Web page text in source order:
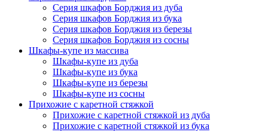
Серия шкафов Борджия из дуба
Серия шкафов Борджия из бука
Серия шкафов Борджия из березы
Серия шкафов Борджия из сосны
Шкафы-купе из массива
Шкафы-купе из дуба
Шкафы-купе из бука
Шкафы-купе из березы
Шкафы-купе из сосны
Прихожие с каретной стяжкой
Прихожие с каретной стяжкой из дуба
Прихожие с каретной стяжкой из бука